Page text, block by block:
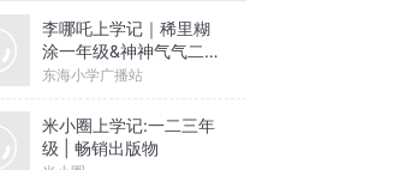
李哪吒上学记｜稀里糊
涂一年级&神神气气二年
级
东海小学广播站
米小圈上学记:一二三年
级 | 畅销出版物